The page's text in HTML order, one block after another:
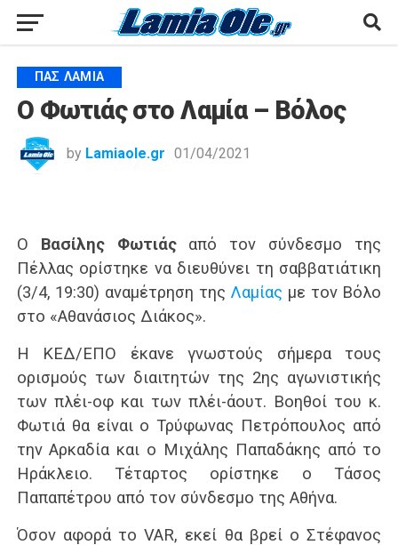
ΠΑΣ ΛΑΜΊΑ
Ο Φωτιάς στο Λαμία – Βόλος
by Lamiaole.gr 01/04/2021
Ο Βασίλης Φωτιάςαπό τον σύνδεσμο της
Πέλλας ορίστηκε να διευθύνει τη σαββατιάτικη
(3/4, 19:30) αναμέτρηση της Λαμίας με τον Βόλο
στο «Αθανάσιος Διάκος».
Η ΚΕΔ/ΕΠΟ έκανε γνωστούς σήμερα τους
ορισμούς των διαιτητών της 2ης αγωνιστικής
των πλέι-οφ και των πλέι-άουτ. Βοηθοί του κ.
Φωτιά θα είναι ο Τρύφωνας Πετρόπουλος από
την Αρκαδία και ο Μιχάλης Παπαδάκης από το
Ηράκλειο. Τέταρτος ορίστηκε ο Τάσος
Παπαπέτρου από τον σύνδεσμο της Αθήνα.
Όσον αφορά το VAR, εκεί θα βρεί ο Στέφανος